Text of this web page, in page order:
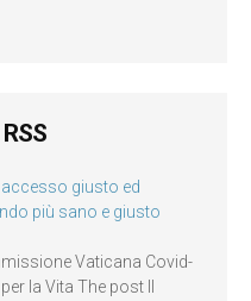
accesso giusto ed
più sano e giusto
Vaticana Covid-
la Vita The post Il